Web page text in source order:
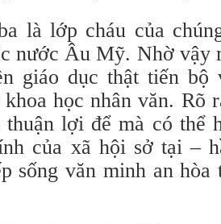
là lớp cháu của
nước Âu Mỹ. Nhờ vậy
giáo dục thật tiến bộ
học nhân văn. Rõ
lợi để mà có thể
của xã hội sở tại –
sống văn minh an